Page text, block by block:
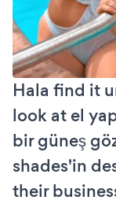
Hala find it
look at el
bir güneş
shades'in
their